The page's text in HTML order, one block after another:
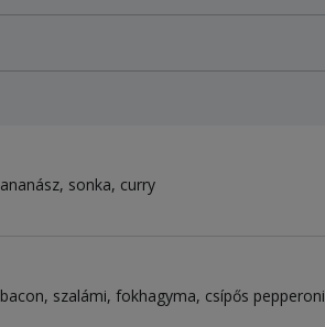
ananász sonka curry
bacon szalámi fokhagyma csípős pepperoni